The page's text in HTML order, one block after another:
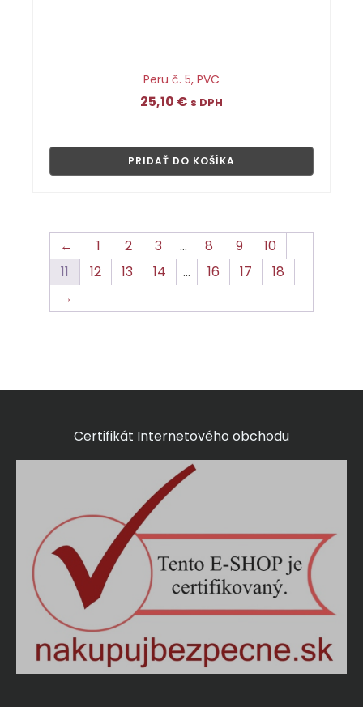
Peru č. 5, PVC
25,10 € s DPH
PRIDAŤ DO KOŠÍKA
← 1 2 3 … 8 9
10
11
12 13 14 … 16 17
18
→
Certifikát Internetového obchodu